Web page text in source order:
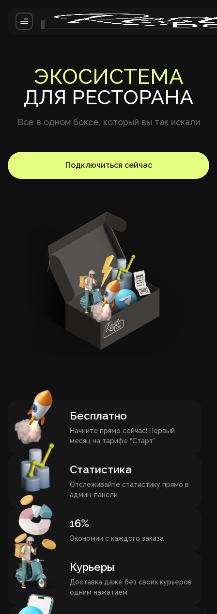
ЭКОСИСТЕМА
ДЛЯ РЕСТОРАНА
Все в одном боксе, который вы так искали
Подключиться сейчас
Бесплатно
Начните прямо сейчас! Первый
месяц на тарифе “Старт”
Статистика
Отслеживайте статистику прямо в
админ-панели
16%
Экономии с каждого заказа
Курьеры
Доставка даже без своих курьеров
одним нажатием